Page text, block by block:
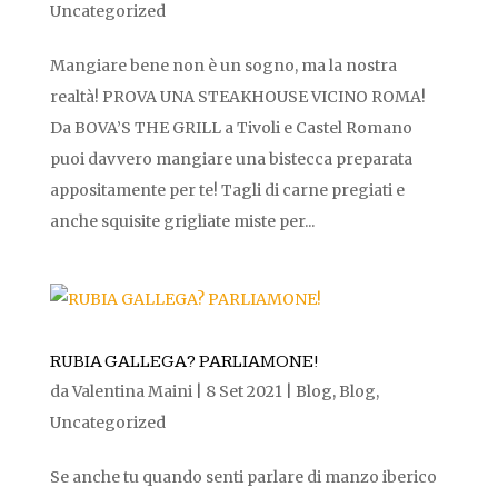
Uncategorized
Mangiare bene non è un sogno, ma la nostra
realtà! PROVA UNA STEAKHOUSE VICINO ROMA!
Da BOVA’S THE GRILL a Tivoli e Castel Romano
puoi davvero mangiare una bistecca preparata
appositamente per te! Tagli di carne pregiati e
anche squisite grigliate miste per...
RUBIA GALLEGA? PARLIAMONE!
daValentina Maini| 8 Set 2021| Blog, Blog,
Uncategorized
Se anche tu quando senti parlare di manzo iberico